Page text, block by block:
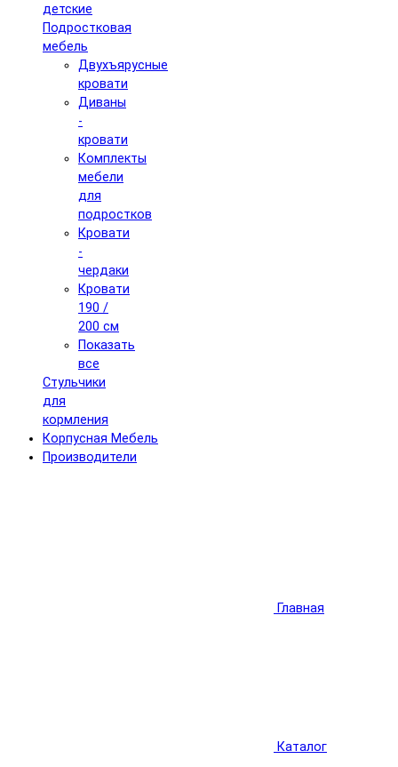
детские
Подростковая
мебель
Двухъярусные
кровати
Диваны
-
кровати
Комплекты
мебели
для
подростков
Кровати
-
чердаки
Кровати
190 /
200 см
Показать
все
Стульчики
для
кормления
Корпусная Мебель
Производители
Главная
Каталог